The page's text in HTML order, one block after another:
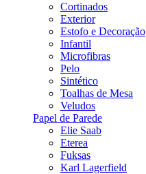
Cortinados
Exterior
Estofo e Decoração
Infantil
Microfibras
Pelo
Sintético
Toalhas de Mesa
Veludos
Papel de Parede
Elie Saab
Eterea
Fuksas
Karl Lagerfield